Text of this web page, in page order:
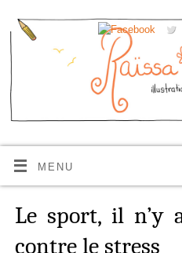
MENU
Le sport, il n’y
contre le stress